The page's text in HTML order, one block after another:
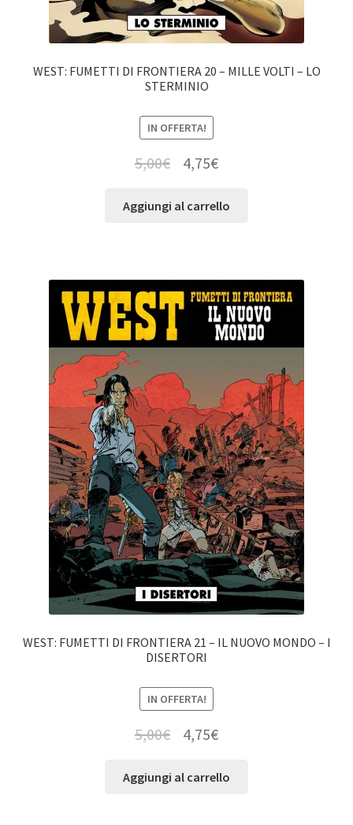
WEST: FUMETTI DI FRONTIERA 20 – MILLE VOLTI – LO
STERMINIO
IN OFFERTA!
5,00€ 4,75€
Aggiungi al carrello
WEST: FUMETTI DI FRONTIERA 21 – IL NUOVO MONDO – I
DISERTORI
IN OFFERTA!
5,00€ 4,75€
Aggiungi al carrello